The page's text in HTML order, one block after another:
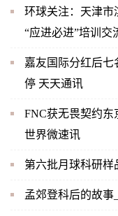
环球关注：天津市
“应进必进”培训交
嘉友国际分红后七
停 天天通讯
FNC获无畏契约东
世界微速讯
第六批月球科研样
孟郊登科后的故事